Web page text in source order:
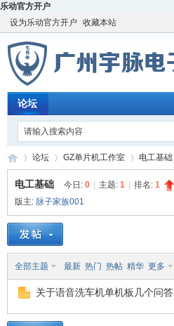
乐动官方开户
设为乐动官方开户
收藏本站
论坛
宇 »
论坛
›
GZ单片机工作室
›
电工基础
电工基础 今日: 0 主题: 1 排名: 1
版主: 脉子家族001
全部主题 最新 热门 热帖 精华 更多
关于语音洗车机单机板几个问答